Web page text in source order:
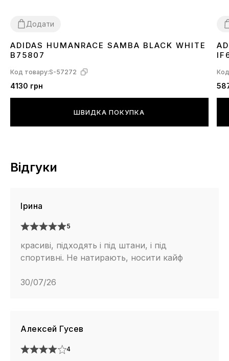
Додати
36 3738 39 404142434445
ADIDAS HUMANRACE SAMBA BLACK WHITE
B75807
Код товару:S-57272
4130 грн
ШВИДКА ПОКУПКА
Відгуки
Ірина
5
красиві, підходять і під штани, і під
спортивні. Не натирають, носити кайф
30/07/26
Алексей Гусев
4